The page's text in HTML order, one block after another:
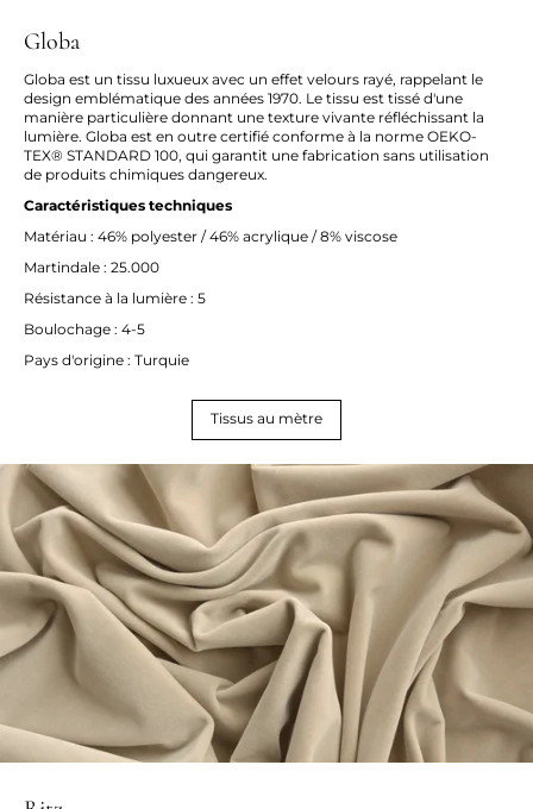
Globa
Globa est un tissu luxueux avec un effet velours rayé, rappelant le
design emblématique des années 1970. Le tissu est tissé d'une
manière particulière donnant une texture vivante réfléchissant la
lumière. Globa est en outre certifié conforme à la norme OEKO-
TEX® STANDARD 100, qui garantit une fabrication sans utilisation
de produits chimiques dangereux.
Caractéristiques techniques
Matériau : 46% polyester / 46% acrylique / 8% viscose
Martindale : 25.000
Résistance à la lumière : 5
Boulochage : 4-5
Pays d'origine : Turquie
Tissus au mètre